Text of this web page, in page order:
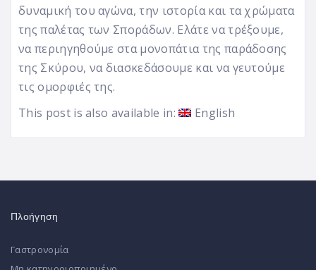
δυναμική του αγώνα, την ιστορία και τα χρώματα
της παλέτας των Σποράδων. Ελάτε να τρέξουμε,
να περιηγηθούμε στα μονοπάτια της παράδοσης
της Σκύρου, να διασκεδάσουμε και να γευτούμε
τις ομορφιές της.
This post is also available in:
English
Πλοήγηση
Γαστρονομία